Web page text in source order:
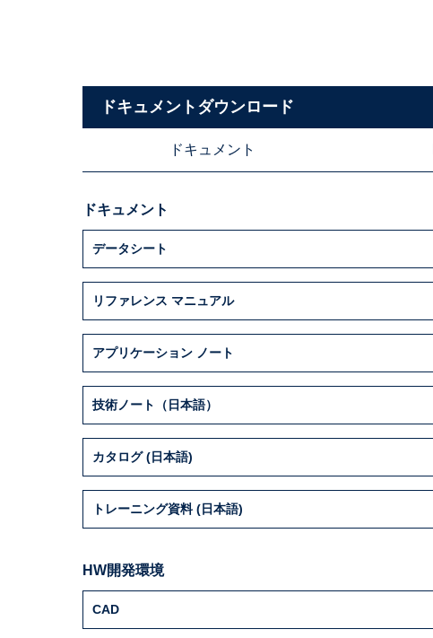
ドキュメントダウンロード
ドキュメント
ドキュメント
データシート
リファレンス マニュアル
アプリケーション ノート
技術ノート（日本語）
カタログ (日本語)
トレーニング資料 (日本語)
HW開発環境
CAD